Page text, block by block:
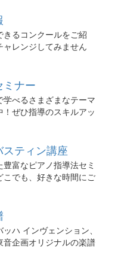
るコンクールをご紹
レンジしてみません
ミナー
べるさまざまなテーマ
ぜひ指導のスキルアッ
ティン講座
富なピアノ指導法セミ
でも、好きな時間にご
ハ インヴェンション、
企画オリジナルの楽譜